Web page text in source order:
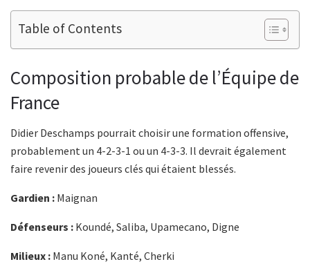
Table of Contents
Composition probable de l’Équipe de
France
Didier Deschamps pourrait choisir une formation offensive,
probablement un 4-2-3-1 ou un 4-3-3. Il devrait également
faire revenir des joueurs clés qui étaient blessés.
Gardien : Maignan
Défenseurs : Koundé, Saliba, Upamecano, Digne
Milieux : Manu Koné, Kanté, Cherki